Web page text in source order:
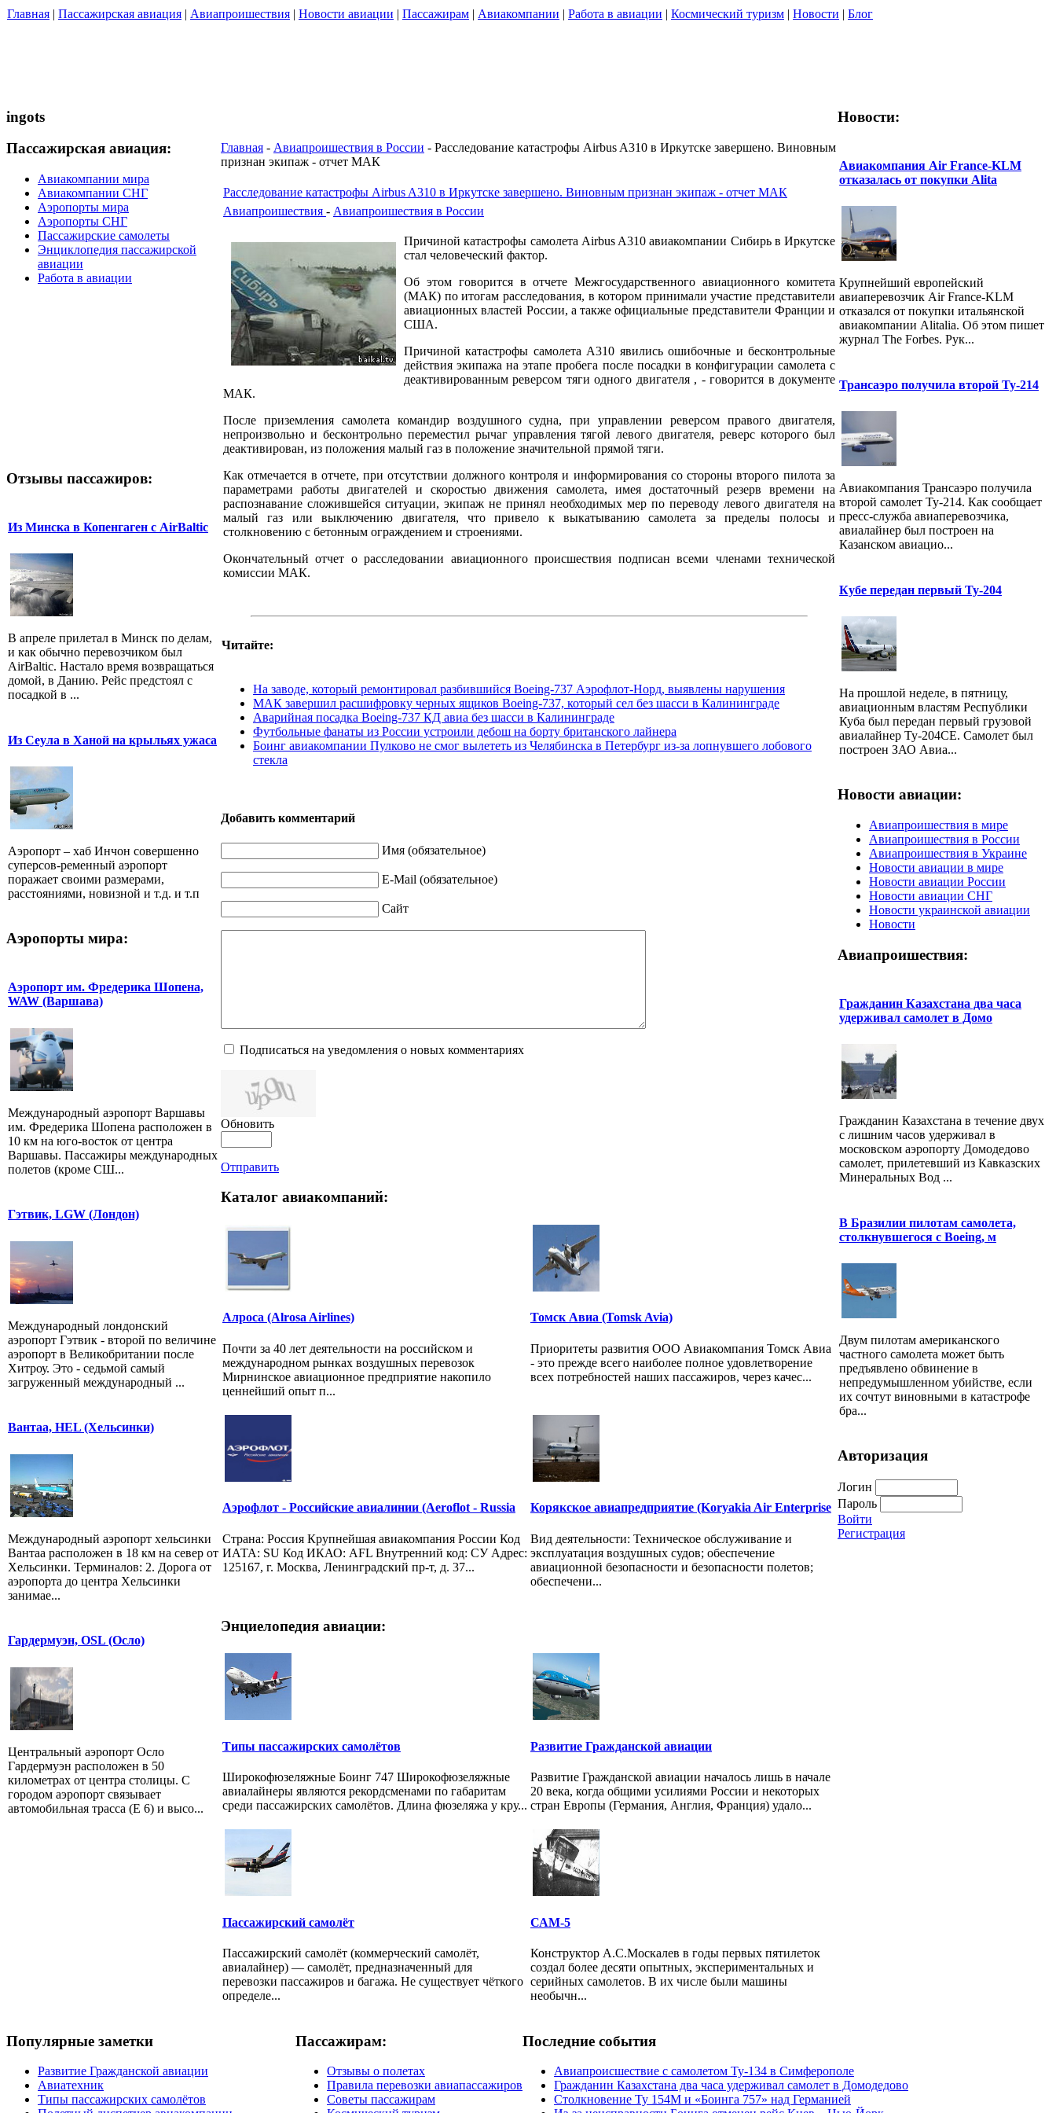
Главная | Пассажирская авиация | Авиапроишествия | Новости авиации | Пассажирам | Авиакомпании | Работа в авиации | Космический туризм | Новости | Блог
ingots
Пассажирская авиация:
Авиакомпании мира
Авиакомпании СНГ
Аэропорты мира
Аэропорты СНГ
Пассажирские самолеты
Энциклопедия пассажирской
авиации
Работа в авиации
Отзывы пассажиров:
Из Минска в Копенгаген с AirBaltic
В апреле прилетал в Минск по делам,
и как обычно перевозчиком был
AirBaltic. Настало время возвращаться
домой, в Данию. Рейс предстоял с
посадкой в ...
Из Сеула в Ханой на крыльях ужаса
Аэропорт – хаб Инчон совершенно
суперсов-ременный аэропорт
поражает своими размерами,
расстояниями, новизной и т.д. и т.п
Аэропорты мира:
Аэропорт им. Фредерика Шопена,
WAW (Варшава)
Международный аэропорт Варшавы
им. Фредерика Шопена расположен в
10 км на юго-восток от центра
Варшавы. Пассажиры международных
полетов (кроме СШ...
Гэтвик, LGW (Лондон)
Международный лондонский
аэропорт Гэтвик - второй по величине
аэропорт в Великобритании после
Хитроу. Это - седьмой самый
загруженный международный ...
Вантаа, HEL (Хельсинки)
Международный аэропорт хельсинки
Вантаа расположен в 18 км на север от
Хельсинки. Терминалов: 2. Дорога от
аэропорта до центра Хельсинки
занимае...
Гардермуэн, OSL (Осло)
Центральный аэропорт Осло
Гардермуэн расположен в 50
километрах от центра столицы. С
городом аэропорт связывает
автомобильная трасса (E 6) и высо...
Главная - Авиапроишествия в России - Расследование катастрофы Airbus A310 в Иркутске завершено. Виновным
признан экипаж - отчет МАК
Расследование катастрофы Airbus A310 в Иркутске завершено. Виновным признан экипаж - отчет МАК
Авиапроишествия - Авиапроишествия в России
Причиной катастрофы самолета Airbus A310 авиакомпании Сибирь в Иркутске
стал человеческий фактор.
Об этом говорится в отчете Межгосударственного авиационного комитета
(МАК) по итогам расследования, в котором принимали участие представители
авиационных властей России, а также официальные представители Франции и
США.
Причиной катастрофы самолета А310 явились ошибочные и бесконтрольные
действия экипажа на этапе пробега после посадки в конфигурации самолета с
деактивированным реверсом тяги одного двигателя , - говорится в документе
МАК.
После приземления самолета командир воздушного судна, при управлении реверсом правого двигателя,
непроизвольно и бесконтрольно переместил рычаг управления тягой левого двигателя, реверс которого был
деактивирован, из положения малый газ в положение значительной прямой тяги.
Как отмечается в отчете, при отсутствии должного контроля и информирования со стороны второго пилота за
параметрами работы двигателей и скоростью движения самолета, имея достаточный резерв времени на
распознавание сложившейся ситуации, экипаж не принял необходимых мер по переводу левого двигателя на
малый газ или выключению двигателя, что привело к выкатыванию самолета за пределы полосы и
столкновению с бетонным ограждением и строениями.
Окончательный отчет о расследовании авиационного происшествия подписан всеми членами технической
комиссии МАК.
Читайте:
На заводе, который ремонтировал разбившийся Boeing-737 Аэрофлот-Норд, выявлены нарушения
МАК завершил расшифровку черных ящиков Boeing-737, который сел без шасси в Калининграде
Аварийная посадка Boeing-737 КД авиа без шасси в Калининграде
Футбольные фанаты из России устроили дебош на борту британского лайнера
Боинг авиакомпании Пулково не смог вылететь из Челябинска в Петербург из-за лопнувшего лобового
стекла
Добавить комментарий
Имя (обязательное)
E-Mail (обязательное)
Сайт
Подписаться на уведомления о новых комментариях
Обновить
Отправить
Каталог авиакомпаний:
Алроса (Alrosa Airlines)
Почти за 40 лет деятельности на российском и
международном рынках воздушных перевозок
Мирнинское авиационное предприятие накопило
ценнейший опыт п...
Томск Авиа (Tomsk Avia)
Приоритеты развития ООО Авиакомпания Томск Авиа
- это прежде всего наиболее полное удовлетворение
всех потребностей наших пассажиров, через качес...
Аэрофлот - Российские авиалинии (Aeroflot - Russia
Страна: Россия Крупнейшая авиакомпания России Код
ИАТА: SU Код ИКАО: AFL Внутренний код: СУ Адрес:
125167, г. Москва, Ленинградский пр-т, д. 37...
Корякское авиапредприятие (Koryakia Air Enterprise
Вид деятельности: Техническое обслуживание и
эксплуатация воздушных судов; обеспечение
авиационной безопасности и безопасности полетов;
обеспечени...
Энциелопедия авиации:
Типы пассажирских самолётов
Широкофюзеляжные Боинг 747 Широкофюзеляжные
авиалайнеры являются рекордсменами по габаритам
среди пассажирских самолётов. Длина фюзеляжа у кру...
Развитие Гражданской авиации
Развитие Гражданской авиации началось лишь в начале
20 века, когда общими усилиями России и некоторых
стран Европы (Германия, Англия, Франция) удало...
Пассажирский самолёт
Пассажирский самолёт (коммерческий самолёт,
авиалайнер) — самолёт, предназначенный для
перевозки пассажиров и багажа. Не существует чёткого
определе...
САМ-5
Конструктор А.С.Москалев в годы первых пятилеток
создал более десяти опытных, экспериментальных и
серийных самолетов. В их числе были машины
необычн...
Новости:
Авиакомпания Air France-KLM
отказалась от покупки Alita
Крупнейший европейский
авиаперевозчик Air France-KLM
отказался от покупки итальянской
авиакомпании Alitalia. Об этом пишет
журнал The Forbes. Рук...
Трансаэро получила второй Ту-214
Авиакомпания Трансаэро получила
второй самолет Ту-214. Как сообщает
пресс-служба авиаперевозчика,
авиалайнер был построен на
Казанском авиацио...
Кубе передан первый Ту-204
На прошлой неделе, в пятницу,
авиационным властям Республики
Куба был передан первый грузовой
авиалайнер Ту-204CE. Самолет был
построен ЗАО Авиа...
Новости авиации:
Авиапроишествия в мире
Авиапроишествия в России
Авиапроишествия в Украине
Новости авиации в мире
Новости авиации России
Новости авиации СНГ
Новости украинской авиации
Новости
Авиапроишествия:
Гражданин Казахстана два часа
удерживал самолет в Домо
Гражданин Казахстана в течение двух
с лишним часов удерживал в
московском аэропорту Домодедово
самолет, прилетевший из Кавказских
Минеральных Вод ...
В Бразилии пилотам самолета,
столкнувшегося с Boeing, м
Двум пилотам американского
частного самолета может быть
предъявлено обвинение в
непредумышленном убийстве, если
их сочтут виновными в катастрофе
бра...
Авторизация
Логин
Пароль
Войти
Регистрация
Популярные заметки
Развитие Гражданской авиации
Авиатехник
Типы пассажирских самолётов
Пассажирам:
Отзывы о полетах
Правила перевозки авиапассажиров
Советы пассажирам
Последние события
Авиапроисшествие с самолетом Ту-134 в Симферополе
Гражданин Казахстана два часа удерживал самолет в Домодедово
Столкновение Ту 154М и «Боинга 757» над Германией